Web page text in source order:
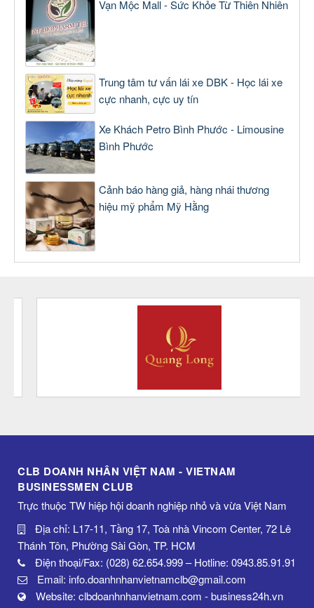
Vạn Mộc Mall - Sức Khỏe Từ Thiên Nhiên
Trung tâm tư vấn lái xe DBK - Học lái xe
cực nhanh, cực uy tín
Xe Khách Petro Bình Phước - Limousine
Bình Phước
Cảnh báo hàng giả, hàng nhái thương
hiệu mỹ phẩm Mỹ Hằng
CLB DOANH NHÂN VIỆT NAM - VIETNAM
BUSINESSMEN CLUB
Trực thuộc TW hiệp hội doanh nghiệp nhỏ và vừa Việt Nam
Địa chỉ: L17-11, Tầng 17, Toà nhà Vincom Center, 72 Lê
Thánh Tôn, Phường Sài Gòn, TP. HCM
Điện thoại/Fax: (028) 62.654.999 – Hotline: 0943.85.91.91
Email: info.doanhnhanvietnamclb@gmail.com
Website: clbdoanhnhanvietnam.com - business24h.vn